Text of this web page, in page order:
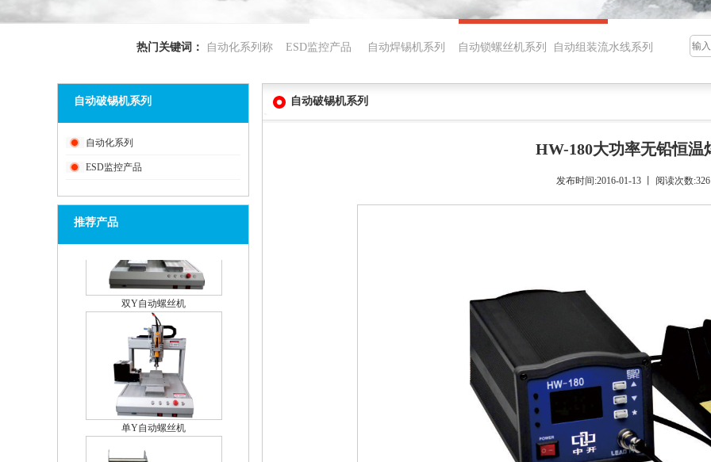
热门关键词： 自动化系列称 ESD监控产品 自动焊锡机系列 自动锁螺丝机系列 自动组装流水线系列
自动破锡机系列
自动化系列
ESD监控产品
推荐产品
双Y自动螺丝机
单Y自动螺丝机
自动破锡机系列
HW-180大功率无铅恒温
发布时间:2016-01-13 丨 阅读次数